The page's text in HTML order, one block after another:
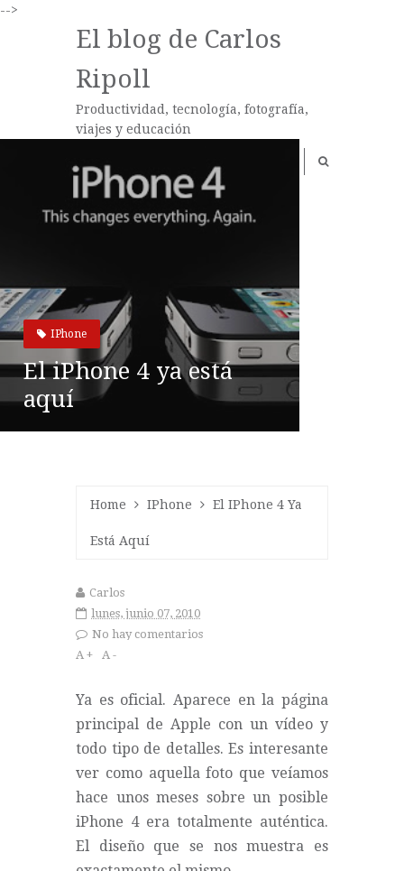
-->
El blog de Carlos
Ripoll
Productividad, tecnología, fotografía,
viajes y educación
IPhone
El iPhone 4 ya está
aquí
Home IPhone El IPhone 4 Ya
Está Aquí
Carlos
lunes, junio 07, 2010
No hay comentarios
A +
A -
Ya es oficial. Aparece en la página
principal de Apple con un vídeo y
todo tipo de detalles. Es interesante
ver como aquella foto que veíamos
hace unos meses sobre un posible
iPhone 4 era totalmente auténtica.
El diseño que se nos muestra es